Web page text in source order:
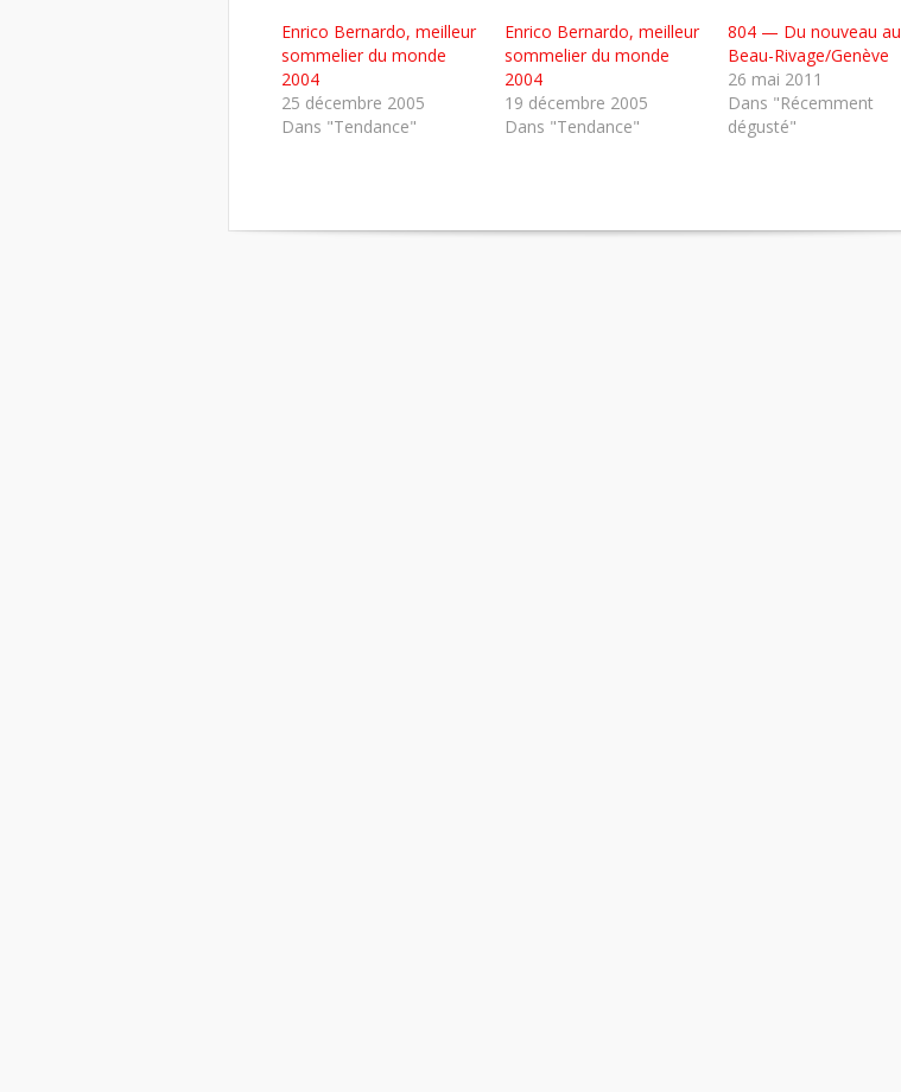
une
nouvelle
fenêtre)
dans
une
nouvelle
fenêtre)
une
nouvelle
fenêtre)
Enrico Bernardo, meilleur
sommelier du monde
2004
25 décembre 2005
Dans "Tendance"
Enrico Bernardo, meilleur
sommelier du monde
2004
19 décembre 2005
Dans "Tendance"
804 — Du nouveau au
Beau-Rivage/Genève
26 mai 2011
Dans "Récemment
dégusté"